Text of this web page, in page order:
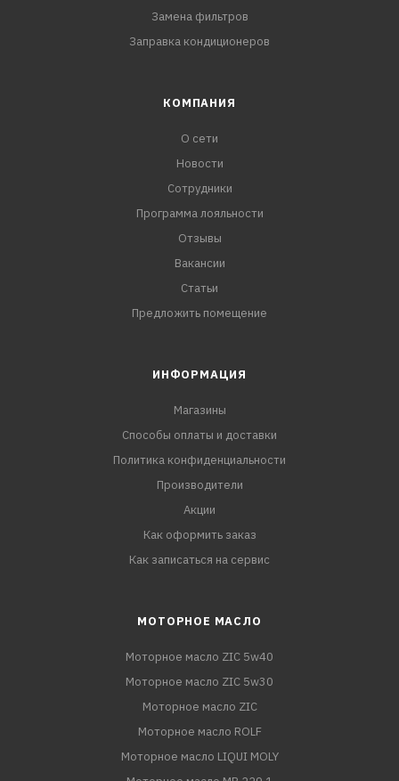
Замена фильтров
Заправка кондиционеров
КОМПАНИЯ
О сети
Новости
Сотрудники
Программа лояльности
Отзывы
Вакансии
Статьи
Предложить помещение
ИНФОРМАЦИЯ
Магазины
Способы оплаты и доставки
Политика конфиденциальности
Производители
Акции
Как оформить заказ
Как записаться на сервис
МОТОРНОЕ МАСЛО
Моторное масло ZIC 5w40
Моторное масло ZIC 5w30
Моторное масло ZIC
Моторное масло ROLF
Моторное масло LIQUI MOLY